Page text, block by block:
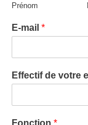
Prénom
E-mail *
Effectif de votre
Fonction *